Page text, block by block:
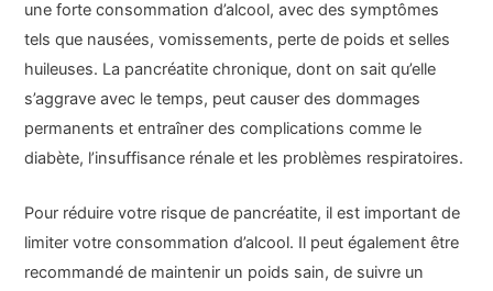
une forte consommation d’alcool, avec des symptômes
tels que nausées, vomissements, perte de poids et selles
huileuses. La pancréatite chronique, dont on sait qu’elle
s’aggrave avec le temps, peut causer des dommages
permanents et entraîner des complications comme le
diabète, l’insuffisance rénale et les problèmes respiratoires.
Pour réduire votre risque de pancréatite, il est important de
limiter votre consommation d’alcool. Il peut également être
recommandé de maintenir un poids sain, de suivre un